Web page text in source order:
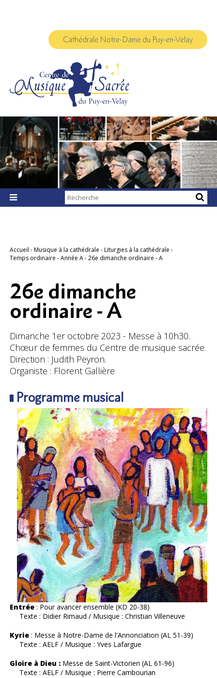
Cathédrale Notre-Dame du Puy-en-Velay

Chercher par
Recherche
Accueil › Musique à la cathédrale › Liturgies à la cathédrale ›
Temps ordinaire - Année A› 26e dimanche ordinaire - A
26e dimanche
ordinaire - A
Dimanche 1er octobre 2023 - Messe à 10h30.
Chœur de femmes du Centre de musique sacrée.
Direction : Judith Peyron.
Organiste : Florent Gallière
Programme musical
Entrée : Pour avancer ensemble (KD 20-38)
Texte : Didier Rimaud / Musique : Christian Villeneuve
Kyrie : Messe à Notre-Dame de l'Annonciation (AL 51-39)
Texte : AELF / Musique : Yves Lafargue
Gloire à Dieu : Messe de Saint-Victorien (AL 61-96)
Texte : AELF / Musique : Pierre Cambourian